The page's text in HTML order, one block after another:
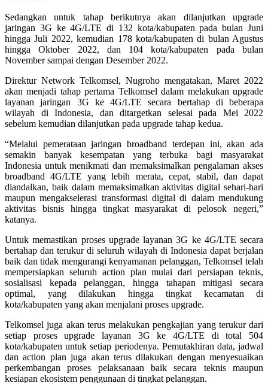
Sedangkan untuk tahap berikutnya akan dilanjutkan upgrade
jaringan 3G ke 4G/LTE di 132 kota/kabupaten pada bulan Juni
hingga Juli 2022, kemudian 178 kota/kabupaten di bulan Agustus
hingga Oktober 2022, dan 104 kota/kabupaten pada bulan
November sampai dengan Desember 2022.
Direktur Network Telkomsel, Nugroho mengatakan, Maret 2022
akan menjadi tahap pertama Telkomsel dalam melakukan upgrade
layanan jaringan 3G ke 4G/LTE secara bertahap di beberapa
wilayah di Indonesia, dan ditargetkan selesai pada Mei 2022
sebelum kemudian dilanjutkan pada upgrade tahap kedua.
“Melalui pemerataan jaringan broadband terdepan ini, akan ada
semakin banyak kesempatan yang terbuka bagi masyarakat
Indonesia untuk menikmati dan memaksimalkan pengalaman akses
broadband 4G/LTE yang lebih merata, cepat, stabil, dan dapat
diandalkan, baik dalam memaksimalkan aktivitas digital sehari-hari
maupun mengakselerasi transformasi digital di dalam mendukung
aktivitas bisnis hingga tingkat masyarakat di pelosok negeri,”
katanya.
Untuk memastikan proses upgrade layanan 3G ke 4G/LTE secara
bertahap dan terukur di seluruh wilayah di Indonesia dapat berjalan
baik dan tidak mengurangi kenyamanan pelanggan, Telkomsel telah
mempersiapkan seluruh action plan mulai dari persiapan teknis,
sosialisasi kepada pelanggan, hingga tahapan mitigasi secara
optimal, yang dilakukan hingga tingkat kecamatan di
kota/kabupaten yang akan menjalani proses upgrade.
Telkomsel juga akan terus melakukan pengkajian yang terukur dari
setiap proses upgrade layanan 3G ke 4G/LTE di total 504
kota/kabupaten untuk setiap periodenya. Pemutakhiran data, jadwal
dan action plan juga akan terus dilakukan dengan menyesuaikan
perkembangan proses pelaksanaan baik secara teknis maupun
kesiapan ekosistem penggunaan di tingkat pelanggan.